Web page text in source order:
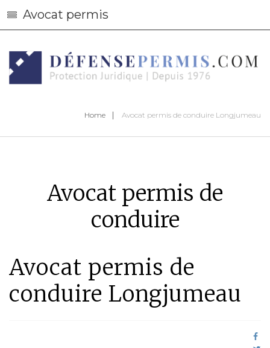
Avocat permis
Home Avocat permis de conduire Longjumeau
Avocat permis de
conduire
Avocat permis de
conduire Longjumeau